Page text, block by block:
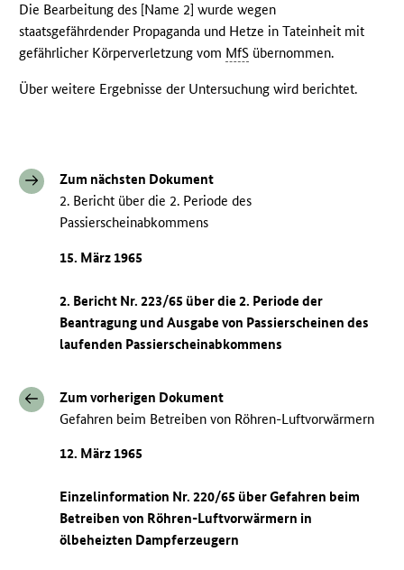
Die Bearbeitung des [Name 2] wurde wegen
staatsgefährdender Propaganda und Hetze in Tateinheit mit
gefährlicher Körperverletzung vom MfS übernommen.
Über weitere Ergebnisse der Untersuchung wird berichtet.
Zum nächsten Dokument
2. Bericht über die 2. Periode des
Passierscheinabkommens
15. März 1965
2. Bericht Nr. 223/65 über die 2. Periode der
Beantragung und Ausgabe von Passierscheinen des
laufenden Passierscheinabkommens
Zum vorherigen Dokument
Gefahren beim Betreiben von Röhren-Luftvorwärmern
12. März 1965
Einzelinformation Nr. 220/65 über Gefahren beim
Betreiben von Röhren-Luftvorwärmern in
ölbeheizten Dampferzeugern